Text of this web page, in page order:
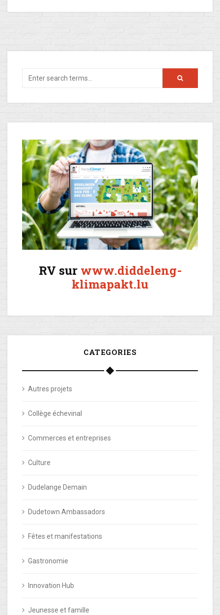
RV sur www.diddeleng-
klimapakt.lu
CATEGORIES
Autres projets
Collège échevinal
Commerces et entreprises
Culture
Dudelange Demain
Dudetown Ambassadors
Fêtes et manifestations
Gastronomie
Innovation Hub
Jeunesse et famille